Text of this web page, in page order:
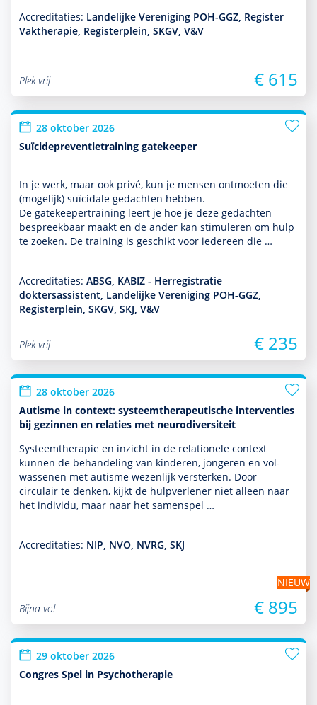
Accreditaties: Landelijke Vereniging POH-GGZ, Register
Vaktherapie, Registerplein, SKGV, V&V
Plek vrij € 615
28 oktober 2026
Suïcidepreventietraining gatekeeper
In je werk, maar ook privé, kun je mensen ontmoeten die
(moge­lijk) suïcidale gedachten hebben.
De gatekeepertraining leert je hoe je deze gedachten
bespreekbaar maakt en de ander kan stimuleren om hulp
te zoeken. De training is geschikt voor iedereen die …
Accreditaties: ABSG, KABIZ - Herregistratie
doktersassistent, Landelijke Vereniging POH-GGZ,
Registerplein, SKGV, SKJ, V&V
Plek vrij € 235
28 oktober 2026
Autisme in context: systeemtherapeutische interventies
bij gezinnen en relaties met neurodiversiteit
Systeemthera­pie en inzicht in de rela­tio­nele context
kunnen de behan­del­ing van kin­de­ren, jongeren en vol­
was­senen met autisme wezenlijk versterken. Door
circulair te denken, kijkt de hulp­ver­le­ner niet alleen naar
het individu, maar naar het samenspel …
Accreditaties: NIP, NVO, NVRG, SKJ
NIEUW
Bijna vol
€ 895
29 oktober 2026
Congres Spel in Psychotherapie